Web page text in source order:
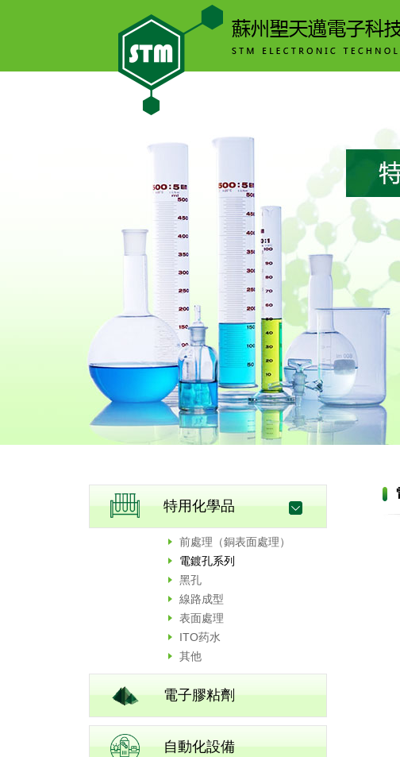
特用化學品
前處理（銅表面處理）
電鍍孔系列
黑孔
線路成型
表面處理
ITO药水
其他
電子膠粘劑
自動化設備